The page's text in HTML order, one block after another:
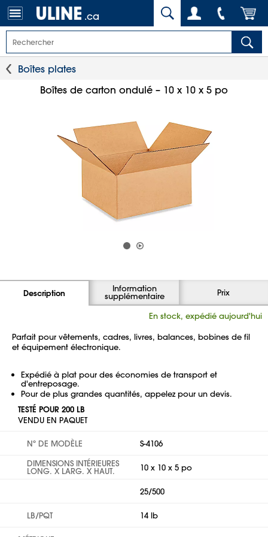
.ca
Boîtes plates
Boîtes de carton ondulé – 10 x 10 x 5 po
Description Information
supplémentaire Prix
En stock, expédié aujourd'hui
Parfait pour vêtements, cadres, livres, balances, bobines de fil
et équipement électronique.
Expédié à plat pour des économies de transport et
d'entreposage.
Pour de plus grandes quantités, appelez pour un devis.
TESTÉ POUR 200 LB
VENDU EN PAQUET
Nº DE MODÈLE
S-4106
DIMENSIONS INTÉRIEURES
LONG. X LARG. X HAUT. 10 x 10 x 5 po
25/500
LB/PQT 14 lb